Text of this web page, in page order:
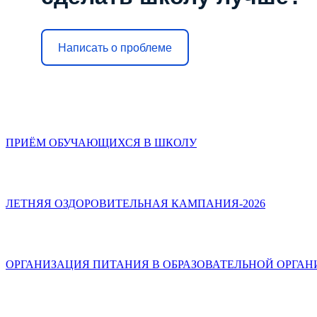
Написать о проблеме
ПРИЁМ ОБУЧАЮЩИХСЯ В ШКОЛУ
ЛЕТНЯЯ ОЗДОРОВИТЕЛЬНАЯ КАМПАНИЯ-2026
ОРГАНИЗАЦИЯ ПИТАНИЯ В ОБРАЗОВАТЕЛЬНОЙ